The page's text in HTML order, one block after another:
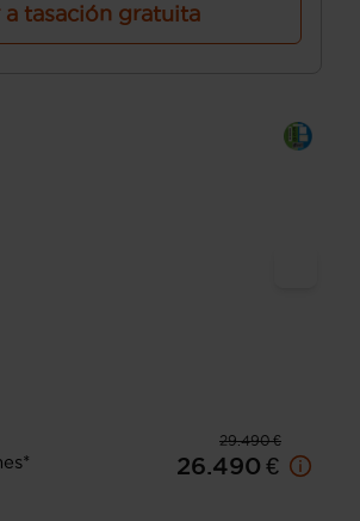
a tasación gratuita
29.490 €
26.490 €